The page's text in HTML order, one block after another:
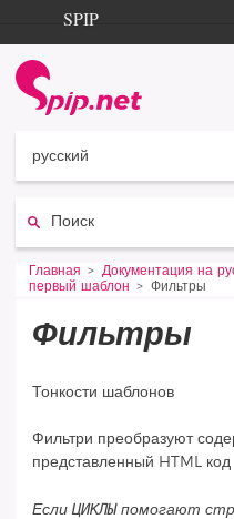
Aller au contenu
Aller à la navigation
SPIP
Documentation
Contribution
русский
Vous êtes ici :
Главная Документация на
первый шаблон
Фильтры
Фильтры
Тонкости шаблонов
Фильтри преобразуют
представленный HTML код
Если ЦИКЛЫпомогают